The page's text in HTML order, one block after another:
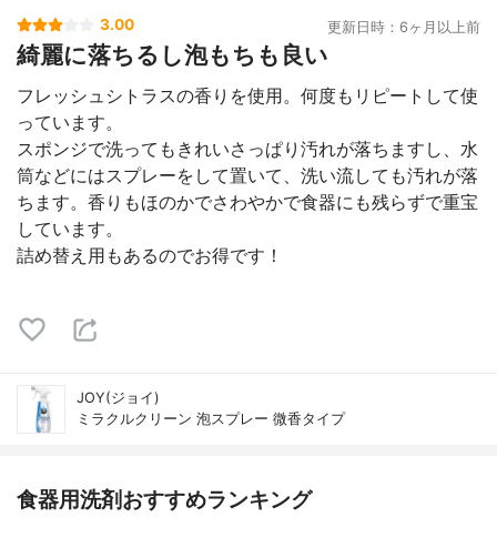
3.00 更新日時：6ヶ月以上前
綺麗に落ちるし泡もちも良い
フレッシュシトラスの香りを使用。何度もリピートして使
っています。
スポンジで洗ってもきれいさっぱり汚れが落ちますし、水
筒などにはスプレーをして置いて、洗い流しても汚れが落
ちます。香りもほのかでさわやかで食器にも残らずで重宝
しています。
詰め替え用もあるのでお得です！
JOY(ジョイ)
ミラクルクリーン 泡スプレー 微香タイプ
食器用洗剤おすすめランキング